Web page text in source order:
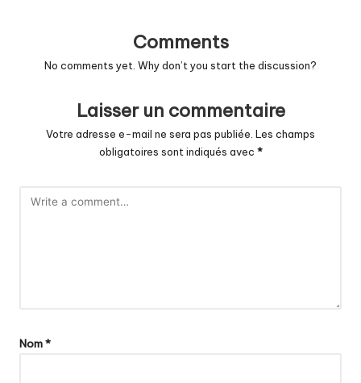
Comments
No comments yet. Why don’t you start the discussion?
Laisser un commentaire
Votre adresse e-mail ne sera pas publiée. Les champs
obligatoires sont indiqués avec *
Nom*